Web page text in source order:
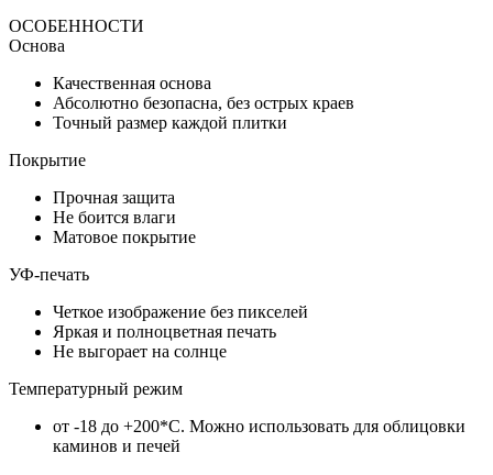
ОСОБЕННОСТИ
Основа
Качественная основа
Абсолютно безопасна, без острых краев
Точный размер каждой плитки
Покрытие
Прочная защита
Не боится влаги
Матовое покрытие
УФ-печать
Четкое изображение без пикселей
Яркая и полноцветная печать
Не выгорает на солнце
Температурный режим
от -18 до +200*C. Можно использовать для облицовки
каминов и печей